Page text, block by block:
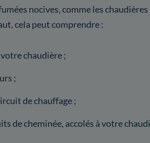
nocives, comme les chaudières
cela peut comprendre :
chaudière ;
;
de chauffage ;
de cheminée, accolés à votre